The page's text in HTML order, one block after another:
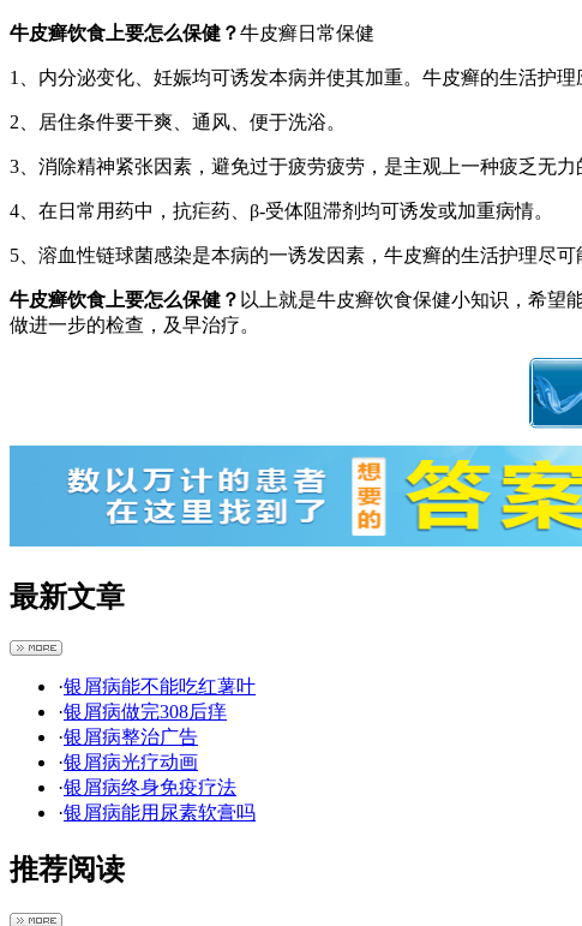
牛皮癣饮食上要怎么保健？牛皮癣日常保健
1、内分泌变化、妊娠均可诱发本病并使其加重。牛皮癣的生活护
2、居住条件要干爽、通风、便于洗浴。
3、消除精神紧张因素，避免过于疲劳疲劳，是主观上一种疲乏无
4、在日常用药中，抗疟药、β-受体阻滞剂均可诱发或加重病情。
5、溶血性链球菌感染是本病的一诱发因素，牛皮癣的生活护理尽可
牛皮癣饮食上要怎么保健？ 以上就是牛皮癣饮食保健小知识，希望
做进一步的检查，及早治疗。
最新文章
·银屑病能不能吃红薯叶
·银屑病做完308后痒
·银屑病整治广告
·银屑病光疗动画
·银屑病终身免疫疗法
·银屑病能用尿素软膏吗
推荐阅读